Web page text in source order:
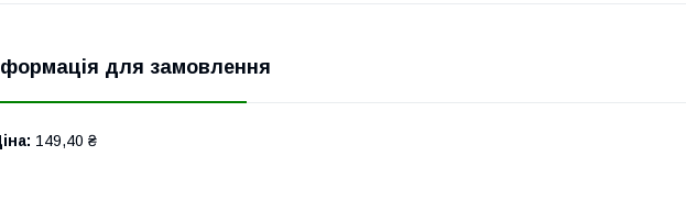
для замовлення
149,40 ₴